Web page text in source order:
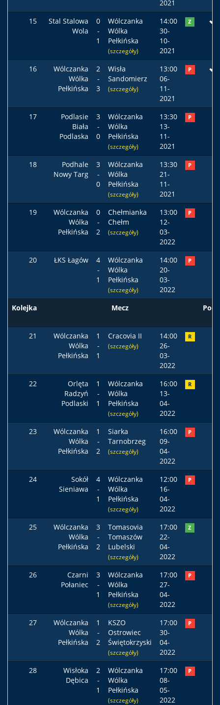
2021
15
Stal Stalowa
Wola
0
-
1
Wólczanka
Wólka
Pełkińska
(szczegóły)
14:00
30-
10-
2021
Z
16
Wólczanka
Wólka
Pełkińska
2
-
3
Wisła
Sandomierz
(szczegóły)
13:00
06-
11-
2021
P
17
Podlasie
Biała
Podlaska
3
-
0
Wólczanka
Wólka
Pełkińska
(szczegóły)
13:30
13-
11-
2021
P
18
Podhale
Nowy Targ
3
-
0
Wólczanka
Wólka
Pełkińska
(szczegóły)
13:30
21-
11-
2021
P
19
Wólczanka
Wólka
Pełkińska
0
-
2
Chełmianka
Chełm
(szczegóły)
13:00
12-
03-
2022
P
20 ŁKS Łagów
4
-
1
Wólczanka
Wólka
Pełkińska
(szczegóły)
14:00
20-
03-
2022
P
Kolejka Mecz
21
Wólczanka
Wólka
Pełkińska
1
-
1
Cracovia II
(szczegóły)
14:00
26-
03-
2022
R
22
Orlęta
Radzyń
Podlaski
1
-
1
Wólczanka
Wólka
Pełkińska
(szczegóły)
16:00
13-
04-
2022
R
23
Wólczanka
Wólka
Pełkińska
1
-
2
Siarka
Tarnobrzeg
(szczegóły)
16:00
09-
04-
2022
P
24
Sokół
Sieniawa
4
-
1
Wólczanka
Wólka
Pełkińska
(szczegóły)
12:00
16-
04-
2022
P
25
Wólczanka
Wólka
Pełkińska
3
-
2
Tomasovia
Tomaszów
Lubelski
(szczegóły)
17:00
22-
04-
2022
Z
26
Czarni
Połaniec
3
-
1
Wólczanka
Wólka
Pełkińska
(szczegóły)
17:00
27-
04-
2022
P
27
Wólczanka
Wólka
Pełkińska
1
-
2
KSZO
Ostrowiec
Świętokrzyski
(szczegóły)
17:00
30-
04-
2022
P
28
Wisłoka
Dębica
2
-
1
Wólczanka
Wólka
Pełkińska
(szczegóły)
17:00
08-
05-
2022
P